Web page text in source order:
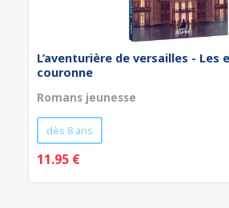
L’aventurière de versailles - Les
couronne
Romans jeunesse
dès 8 ans
11.95 €